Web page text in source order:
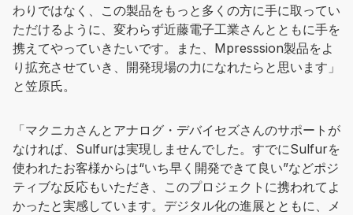
わりではなく、この製品をもっと多くの方に手に取ってい
ただけるように、変わらず近藤電子工業さんとともに手を
携えてやっていきたいです。また、Mpresssion製品をよ
り拡充させていき、開発現場の力になれたらと思います」
と笠原氏。
「マクニカさんとアナログ・デバイセズさんのサポートが
なければ、Sulfurは実現しませんでした。すでにSulfurを
使われたお客様からは“いち早く開発できて良い”などポジ
ティブな反応もいただき、このプロジェクトに携われてよ
かったと実感しています。デジタル化の進展とともに、メ